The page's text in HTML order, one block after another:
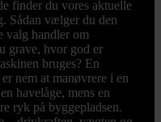
finder du vores aktuelle
Sådan vælger du den
valg handler om
grave, hvor god er
bruges? En
nem at manøvrere i en
havelåge, mens en
ryk på byggepladsen.